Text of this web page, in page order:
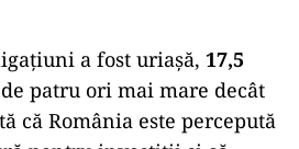
a fost uriașă, 17,5
patru ori mai mare decât
că România este percepută